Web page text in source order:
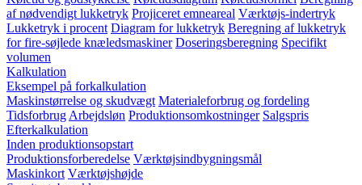
af nødvendigt lukketryk Projiceret emneareal Værktøjs-indertryk
Lukketryk i procent Diagram for lukketryk Beregning af lukketryk
for fire-søjlede knæledsmaskiner Doseringsberegning Specifikt
volumen
Kalkulation
Eksempel på forkalkulation
Maskinstørrelse og skudvægt Materialeforbrug og fordeling
Tidsforbrug Arbejdsløn Produktionsomkostninger Salgspris
Efterkalkulation
Inden produktionsopstart
Produktionsforberedelse Værktøjsindbygningsmål
Maskinkort Værktøjshøjde